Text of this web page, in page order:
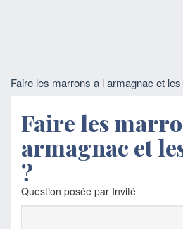
Faire les marrons a l armagnac et
Faire les
armagnac et
?
Question posée par Invité